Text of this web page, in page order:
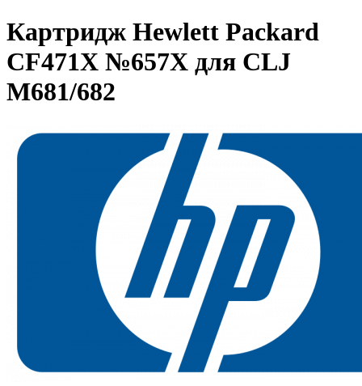
Картридж Hewlett Packard
CF471X №657X для CLJ
M681/682